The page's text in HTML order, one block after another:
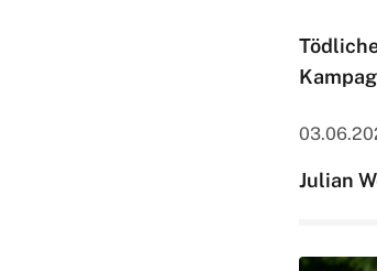
Julian